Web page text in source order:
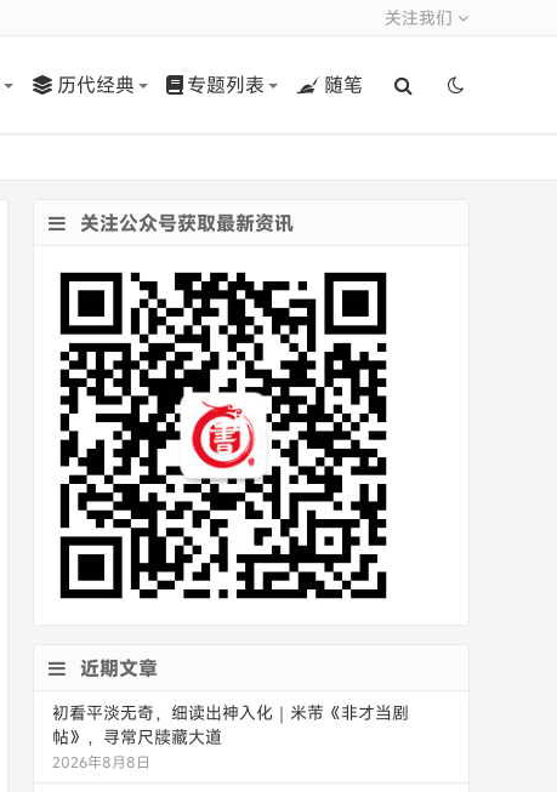
关注我们
历代经典 专题列表 随笔
关注公众号获取最新资讯
近期文章
初看平淡无奇，细读出神入化｜米芾《非才当剧
帖》，寻常尺牍藏大道
2026年8月8日